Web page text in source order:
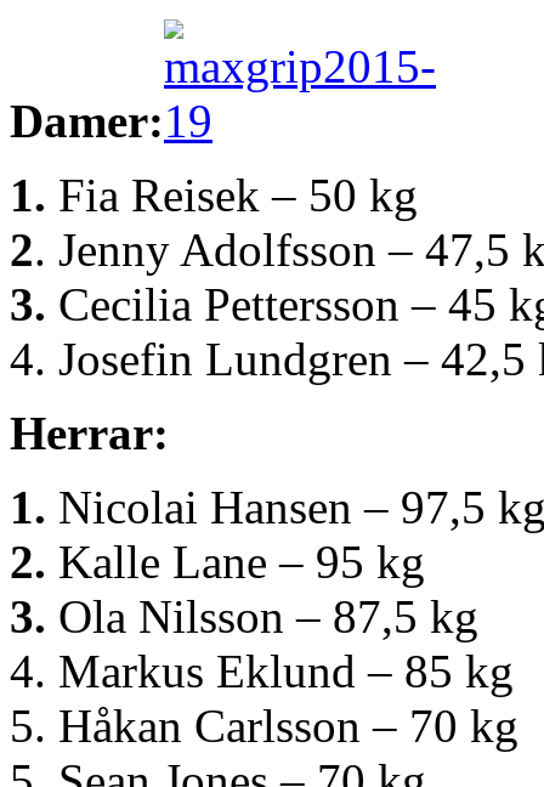
Damer:
1. Fia Reisek – 50 kg
2. Jenny Adolfsson – 47,5
3. Cecilia Pettersson – 45
4. Josefin Lundgren – 42,5
Herrar:
1. Nicolai Hansen – 97,5
2. Kalle Lane – 95 kg
3. Ola Nilsson – 87,5 kg
4. Markus Eklund – 85 kg
5. Håkan Carlsson – 70 kg